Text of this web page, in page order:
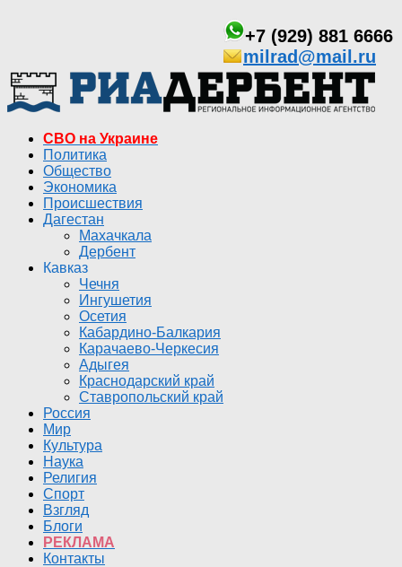
+7 (929) 881 6666
milrad@mail.ru
СВО на Украине
Политика
Общество
Экономика
Происшествия
Дагестан
Махачкала
Дербент
Кавказ
Чечня
Ингушетия
Осетия
Кабардино-Балкария
Карачаево-Черкесия
Адыгея
Краснодарский край
Ставропольский край
Россия
Мир
Культура
Наука
Религия
Спорт
Взгляд
Блоги
РЕКЛАМА
Контакты